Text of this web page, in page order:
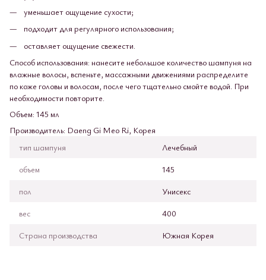
уменьшает ощущение сухости;
подходит для регулярного использования;
оставляет ощущение свежести.
Способ использования: нанесите небольшое количество шампуня на
влажные волосы, вспеньте, массажными движениями распределите
по коже головы и волосам, после чего тщательно смойте водой. При
необходимости повторите.
Объем: 145 мл
Производитель: Daeng Gi Meo Ri, Корея
тип шампуня
Лечебный
объем
145
пол
Унисекс
вес
400
Страна производства
Южная Корея